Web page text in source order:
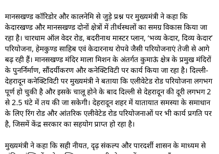
मानसखण्ड कॉरिडोर और कालनेमि से जुड़े प्रश्न पर मुख्यमंत्री ने कहा कि
केदारखण्ड और मानसखण्ड दोनों क्षेत्रों में तीर्थस्थलों का समग्र विकास किया जा
रहा है। चारधाम ऑल वेदर रोड, बदरीनाथ मास्टर प्लान, ‘भव्य केदार, दिव्य केदार’
परियोजना, हेमकुण्ड साहिब एवं केदारनाथ रोपवे जैसी परियोजनाएं तेजी से आगे
बढ़ रही हैं। मानसखण्ड मंदिर माला मिशन के अंतर्गत कुमाऊं क्षेत्र के प्रमुख मंदिरों
के पुनर्निर्माण, सौंदर्यीकरण और कनेक्टिविटी पर कार्य किया जा रहा है। दिल्ली-
देहरादून कनेक्टिविटी पर मुख्यमंत्री ने बताया कि एलीवेटेड रोड परियोजना लगभग
पूर्ण हो चुकी है और इसके चालू होने के बाद दिल्ली से देहरादून की दूरी लगभग 2
से 2.5 घंटे में तय की जा सकेगी। देहरादून शहर में यातायात समस्या के समाधान
के लिए रिंग रोड और आंतरिक एलीवेटेड रोड परियोजनाओं पर भी कार्य प्रगति पर
है, जिसमें केंद्र सरकार का सहयोग प्राप्त हो रहा है।
मुख्यमंत्री ने कहा कि सही नीयत, दृढ़ संकल्प और पारदर्शी शासन के माध्यम से